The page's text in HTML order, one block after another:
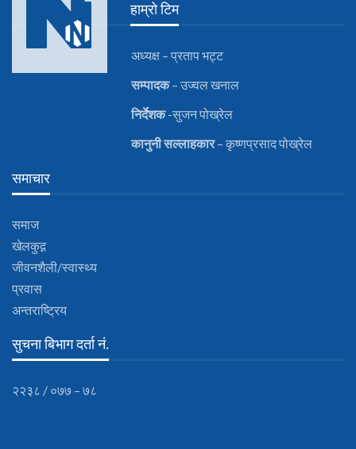
हाम्रो टिम
अध्यक्ष – प्रताप भट्ट
सम्पादक– उज्वल खनाल
निर्देशक-सुजन पोख्रेल
कानुनीसल्लाहकार– कृष्णप्रसाद पोख्रेल
समाचार
समाज
खेलकुद़़
जीवनशैली/स्वास्थ्य
प्रवास
अन्तराष्ट्रिय
सुचना बिभाग दर्ता नं.
२२३८ / ०७७ – ७८